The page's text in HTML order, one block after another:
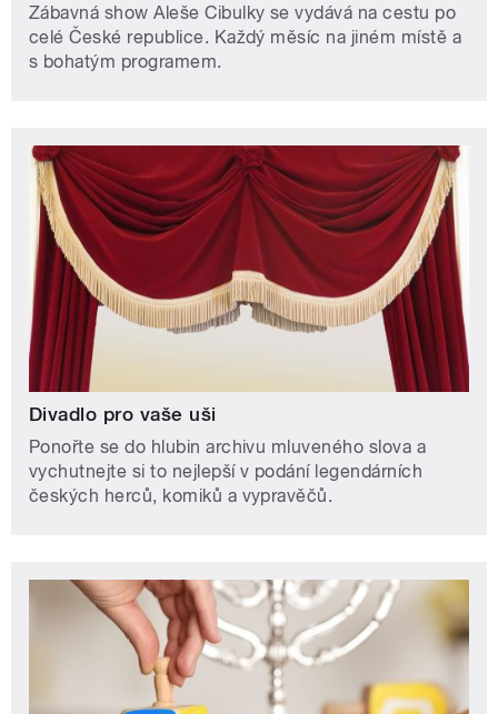
Zábavná show Aleše Cibulky se vydává na cestu po
celé České republice. Každý měsíc na jiném místě a
s bohatým programem.
Divadlo pro vaše uši
Ponořte se do hlubin archivu mluveného slova a
vychutnejte si to nejlepší v podání legendárních
českých herců, komiků a vypravěčů.